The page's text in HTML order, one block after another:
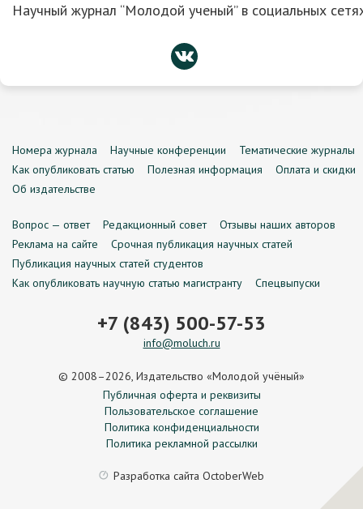
Научный журнал “Молодой ученый” в социальных
Номера журнала Научные конференции
Тематические журналы
Как опубликовать статью
Полезная информация
Оплата и скидки
Об издательстве
Вопрос — ответ Редакционный совет
Отзывы наших авторов
Реклама на сайте
Срочная публикация научных статей
Публикация научных статей студентов
Как опубликовать научную статью магистранту
Спецвыпуски
+7 (843) 500-57-53
info@moluch.ru
© 2008–2026, Издательство «Молодой учёный»
Публичная оферта и реквизиты
Пользовательское соглашение
Политика конфиденциальности
Политика рекламной рассылки
Разработка сайта OctoberWeb